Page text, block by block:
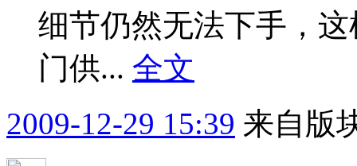
细节仍然无法下手，
门供... 全文
2009-12-29 15:39 来自版